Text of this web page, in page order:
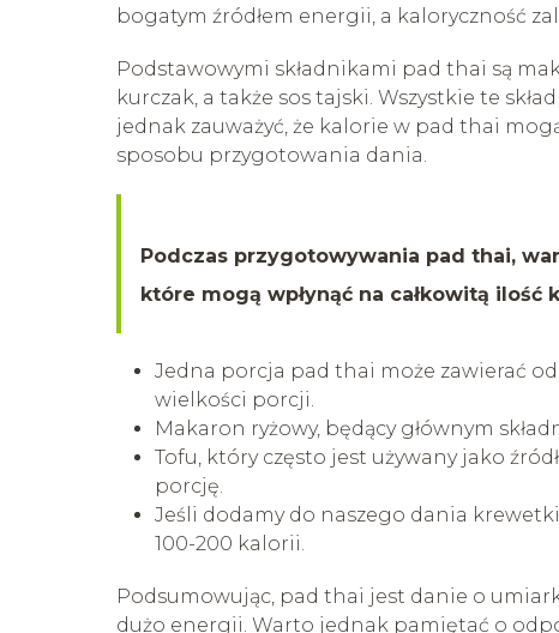
bogatym źródłem energii, a kaloryczność
Podstawowymi składnikami pad thai są
kurczak, a także sos tajski. Wszystkie te
jednak zauważyć, że kalorie w pad thai
sposobu przygotowania dania.
Podczas przygotowywania pad thai,
które mogą wpłynąć na całkowitą ilość
Jedna porcja pad thai może zawierać
wielkości porcji.
Makaron ryżowy, będący głównym
Tofu, który często jest używany jako
porcję.
Jeśli dodamy do naszego dania
100-200 kalorii.
Podsumowując, pad thai jest danie o
dużo energii. Warto jednak pamiętać o